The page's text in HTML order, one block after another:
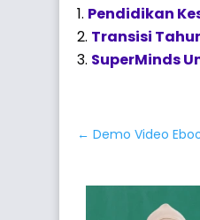
Pendidikan
Transisi
SuperMinds
←Demo Video